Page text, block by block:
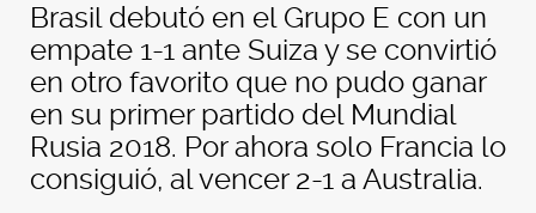
Brasil debutó en el Grupo E con un
empate 1-1 ante Suiza y se convirtió
en otro favorito que no pudo ganar
en su primer partido del Mundial
Rusia 2018. Por ahora solo Francia lo
consiguió, al vencer 2-1 a Australia.